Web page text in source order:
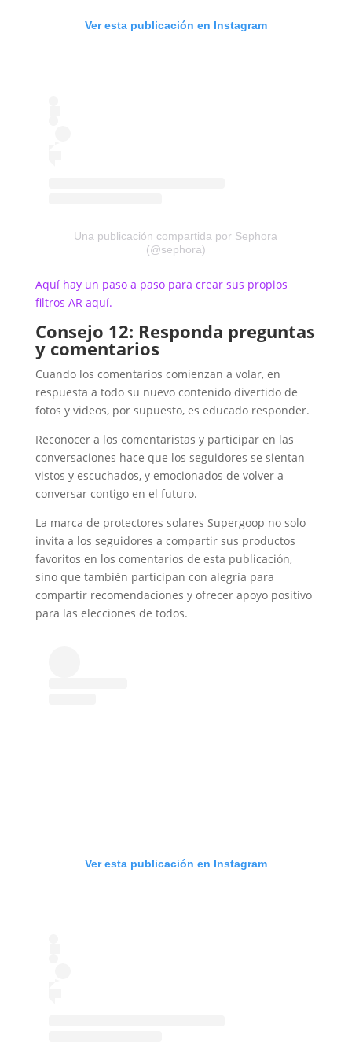
Ver esta publicación en Instagram
Una publicación compartida por Sephora
(@sephora)
Aquí hay un paso a paso para crear sus propios
filtros AR aquí.
Consejo 12: Responda preguntas
y comentarios
Cuando los comentarios comienzan a volar, en
respuesta a todo su nuevo contenido divertido de
fotos y videos, por supuesto, es educado responder.
Reconocer a los comentaristas y participar en las
conversaciones hace que los seguidores se sientan
vistos y escuchados, y emocionados de volver a
conversar contigo en el futuro.
La marca de protectores solares Supergoop no solo
invita a los seguidores a compartir sus productos
favoritos en los comentarios de esta publicación,
sino que también participan con alegría para
compartir recomendaciones y ofrecer apoyo positivo
para las elecciones de todos.
Ver esta publicación en Instagram